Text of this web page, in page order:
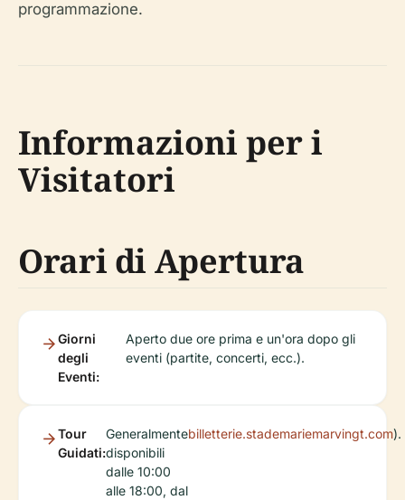
programmazione.
Informazioni per i
Visitatori
Orari di Apertura
Giorni
degli
Eventi:
Aperto due ore prima e un'ora dopo gli
eventi (partite, concerti, ecc.).
Tour
Guidati:
Generalmente
disponibili
dalle 10:00
alle 18:00, dal
billetterie.stademariemarvingt.com).